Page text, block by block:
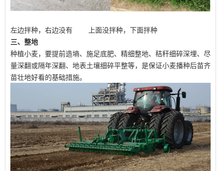
左边拌种，右边没有 上面没拌种，下面拌种
三、整地
种植小麦，要提前造墒、施足底肥、精细整地、秸秆细碎深埋、尽
量深翻或隔年深翻、地表土壤细碎平整等，是保证小麦播种后苗齐
苗壮地好看的基础措施。